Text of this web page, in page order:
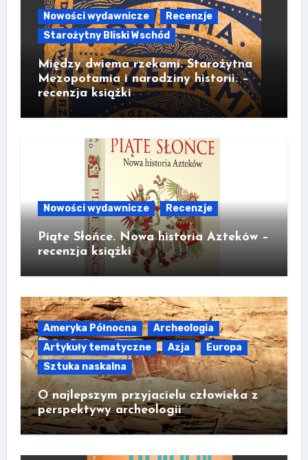
Nowości wydawnicze
Recenzje
Starożytny Bliski Wschód
Między dwiema rzekami. Starożytna
Mezopotamia i narodziny historii. –
recenzja książki
Nowości wydawnicze Recenzje
Piąte Słońce. Nowa historia Azteków –
recenzja książki
Ameryka Północna
Archeologia
Artykuły tematyczne
Azja
Europa
Sztuka naskalna
O najlepszym przyjacielu człowieka z
perspektywy archeologii